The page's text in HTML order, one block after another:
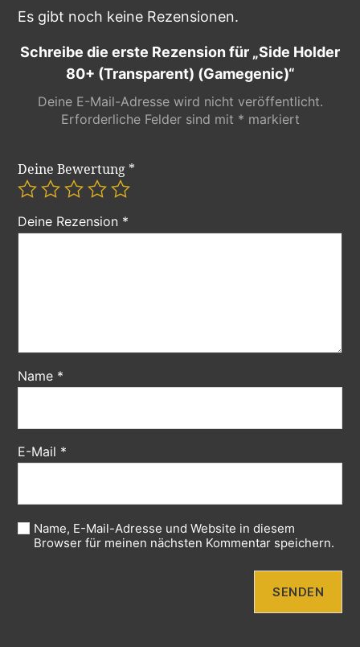
Es gibt noch keine Rezensionen.
Schreibe die erste Rezension für „Side Holder
80+ (Transparent) (Gamegenic)“
Deine E-Mail-Adresse wird nicht veröffentlicht.
Erforderliche Felder sind mit * markiert
Deine Bewertung *
Deine Rezension *
Name *
E-Mail *
Name, E-Mail-Adresse und Website in diesem
Browser für meinen nächsten Kommentar speichern.